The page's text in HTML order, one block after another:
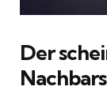
Der